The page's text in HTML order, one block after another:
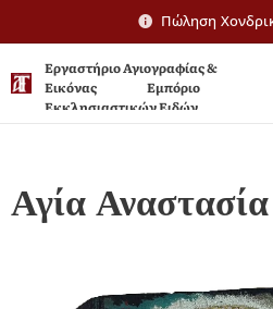
Πώληση
Εργαστήριο Αγιογραφίας &
Εικόνας Εμπόριο
Εκκλησιαστικών Ειδών
Αγία